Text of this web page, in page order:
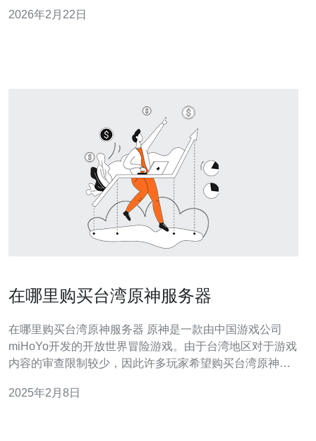
时，我们也将讨论与其相关的技术服务，包括服务器、
2026年2月22日
在哪里购买台湾原神服务器
在哪里购买台湾原神服务器 原神是一款由中国游戏公司
miHoYo开发的开放世界冒险游戏。由于台湾地区对于游戏
内容的审查限制较少，因此许多玩家希望购买台湾原神服
湾原神服务器的首选渠道。在官方网站上，您可以选择购
2025年2月8日